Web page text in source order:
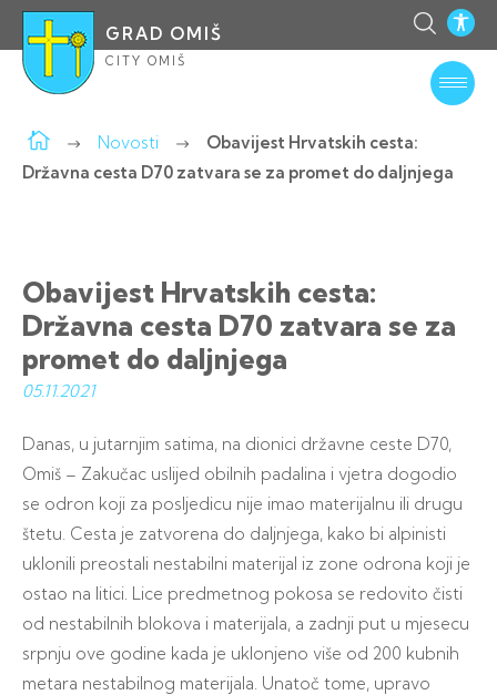
GRAD OMIŠ
CITY OMIŠ
Novosti
Obavijest Hrvatskih cesta:
Državna cesta D70 zatvara se za promet do daljnjega
Obavijest Hrvatskih cesta:
Državna cesta D70 zatvara se za
promet do daljnjega
05.11.2021
Danas, u jutarnjim satima, na dionici državne ceste D70,
Omiš – Zakučac uslijed obilnih padalina i vjetra dogodio
se odron koji za posljedicu nije imao materijalnu ili drugu
štetu. Cesta je zatvorena do daljnjega, kako bi alpinisti
uklonili preostali nestabilni materijal iz zone odrona koji je
ostao na litici. Lice predmetnog pokosa se redovito čisti
od nestabilnih blokova i materijala, a zadnji put u mjesecu
srpnju ove godine kada je uklonjeno više od 200 kubnih
metara nestabilnog materijala. Unatoč tome, upravo